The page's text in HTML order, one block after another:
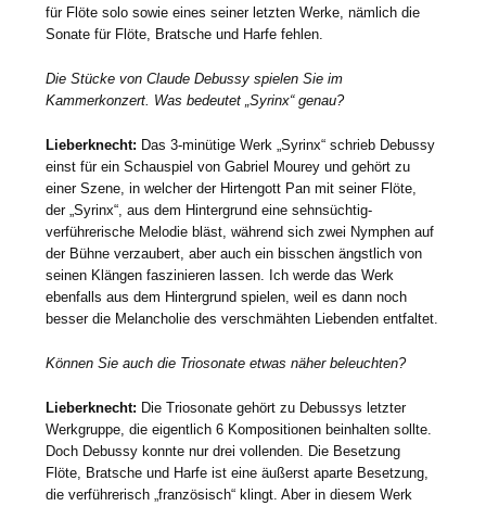
für Flöte solo sowie eines seiner letzten Werke, nämlich die
Sonate für Flöte, Bratsche und Harfe fehlen.
Die Stücke von Claude Debussy spielen Sie im
Kammerkonzert. Was bedeutet „Syrinx“ genau?
Lieberknecht: Das 3-minütige Werk „Syrinx“ schrieb Debussy
einst für ein Schauspiel von Gabriel Mourey und gehört zu
einer Szene, in welcher der Hirtengott Pan mit seiner Flöte,
der „Syrinx“, aus dem Hintergrund eine sehnsüchtig-
verführerische Melodie bläst, während sich zwei Nymphen auf
der Bühne verzaubert, aber auch ein bisschen ängstlich von
seinen Klängen faszinieren lassen. Ich werde das Werk
ebenfalls aus dem Hintergrund spielen, weil es dann noch
besser die Melancholie des verschmähten Liebenden entfaltet.
Können Sie auch die Triosonate etwas näher beleuchten?
Lieberknecht: Die Triosonate gehört zu Debussys letzter
Werkgruppe, die eigentlich 6 Kompositionen beinhalten sollte.
Doch Debussy konnte nur drei vollenden. Die Besetzung
Flöte, Bratsche und Harfe ist eine äußerst aparte Besetzung,
die verführerisch „französisch“ klingt. Aber in diesem Werk